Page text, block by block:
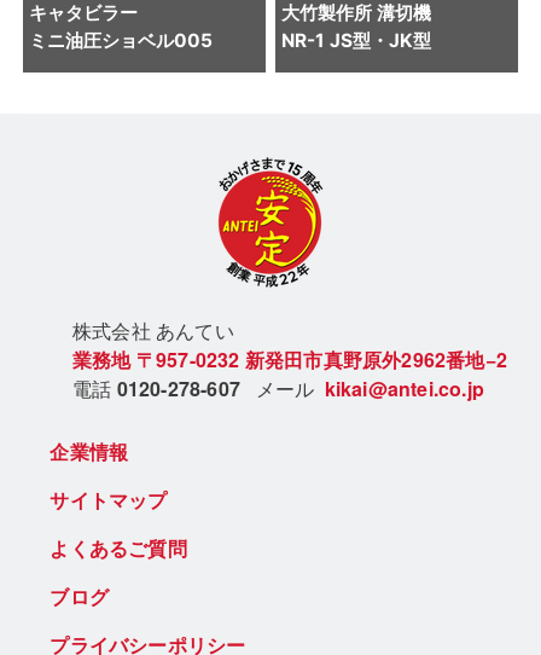
キャタビラー
ミニ油圧ショベル005
大竹製作所 溝切機
NR-1 JS型・JK型
株式会社 あんてい
業務地 〒957-0232 新発田市真野原外2962番地−2
電話 0120-278-607 メール kikai@antei.co.jp
企業情報
サイトマップ
よくあるご質問
ブログ
プライバシーポリシー